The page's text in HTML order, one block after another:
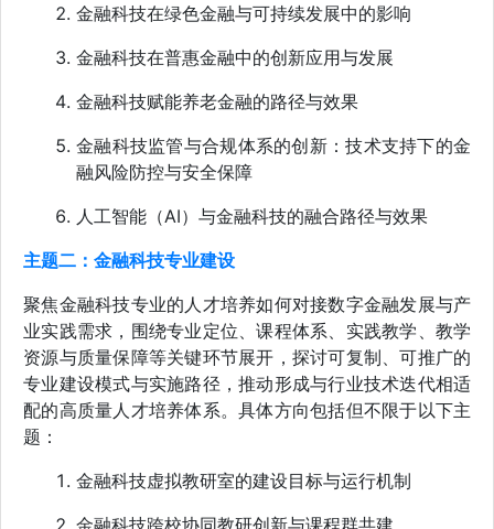
金融科技在绿色金融与可持续发展中的影响
金融科技在普惠金融中的创新应用与发展
金融科技赋能养老金融的路径与效果
金融科技监管与合规体系的创新：技术支持下的金
融风险防控与安全保障
人工智能（AI）与金融科技的融合路径与效果
主题二：金融科技专业建设
聚焦金融科技专业的人才培养如何对接数字金融发展与产
业实践需求，围绕专业定位、课程体系、实践教学、教学
资源与质量保障等关键环节展开，探讨可复制、可推广的
专业建设模式与实施路径，推动形成与行业技术迭代相适
配的高质量人才培养体系。具体方向包括但不限于以下主
题：
金融科技虚拟教研室的建设目标与运行机制
金融科技跨校协同教研创新与课程群共建